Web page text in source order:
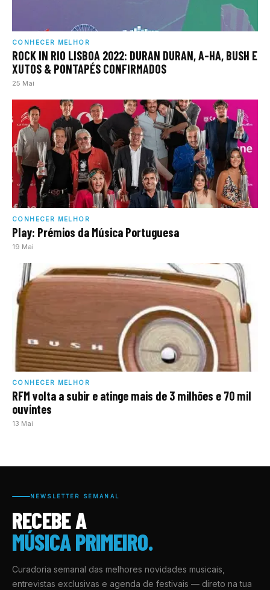
CONHECER MELHOR
ROCK IN RIO LISBOA 2022: DURAN DURAN, A-HA, BUSH E
XUTOS & PONTAPÉS CONFIRMADOS
25 Mai
CONHECER MELHOR
Play: Prémios da Música Portuguesa
19 Mai
CONHECER MELHOR
RFM volta a subir e atinge mais de 3 milhões e 70 mil
ouvintes
13 Mai
NEWSLETTER SEMANAL
RECEBE A
MÚSICA PRIMEIRO.
Curadoria semanal das melhores novidades musicais,
entrevistas exclusivas e agenda de festivais — direto na tua